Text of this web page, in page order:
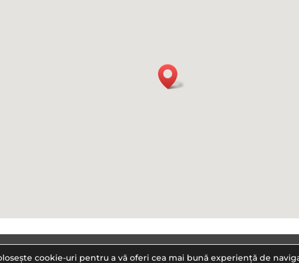
Procedura GDPR Blog Facebook Instagram
cookie-uri pentru a vă oferi cea mai bună experiență de